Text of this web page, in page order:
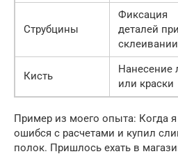
Струбцины
Фиксация
деталей при
склеивании
Кисть
Нанесение
или краски
Пример из моего опыта: Когда
ошибся с расчетами и купил
полок. Пришлось ехать в